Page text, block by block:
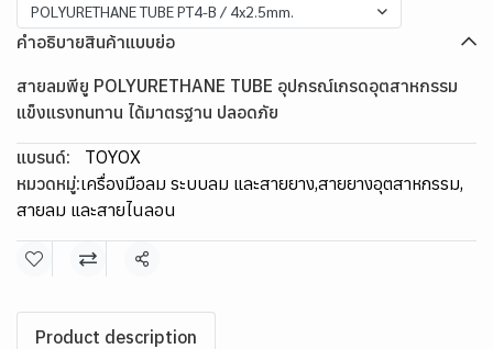
POLYURETHANE TUBE PT4-B / 4x2.5mm.
คำอธิบายสินค้าแบบย่อ
สายลมพียู POLYURETHANE TUBE อุปกรณ์เกรดอุตสาหกรรม
แข็งแรงทนทาน ได้มาตรฐาน ปลอดภัย
แบรนด์:
TOYOX
หมวดหมู่:เครื่องมือลม ระบบลม และสายยาง,สายยางอุตสาหกรรม,
สายลม และสายไนลอน
แชร์
Product description